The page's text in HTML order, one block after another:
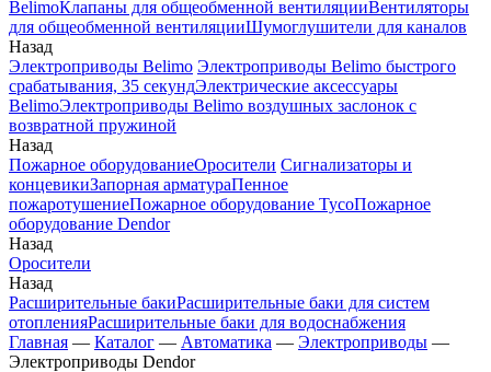
BelimoКлапаны для общеобменной вентиляцииВентиляторы
для общеобменной вентиляцииШумоглушители для каналов
Назад
Электроприводы Belimo Электроприводы Belimo быстрого
срабатывания, 35 секундЭлектрические аксессуары
BelimoЭлектроприводы Belimo воздушных заслонок c
возвратной пружиной
Назад
Пожарное оборудованиеОросители Сигнализаторы и
концевикиЗапорная арматураПенное
пожаротушениеПожарное оборудование TycoПожарное
оборудование Dendor
Назад
Оросители
Назад
Расширительные бакиРасширительные баки для систем
отопленияРасширительные баки для водоснабжения
Главная — Каталог — Автоматика — Электроприводы —
Электроприводы Dendor